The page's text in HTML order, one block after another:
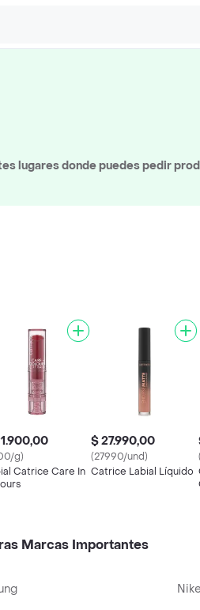
lugares donde puedes pedir
g)
Catrice Care In
$ 27.990,00
(27990/und)
Catrice Labial Líquido
Marcas Importantes
Nike